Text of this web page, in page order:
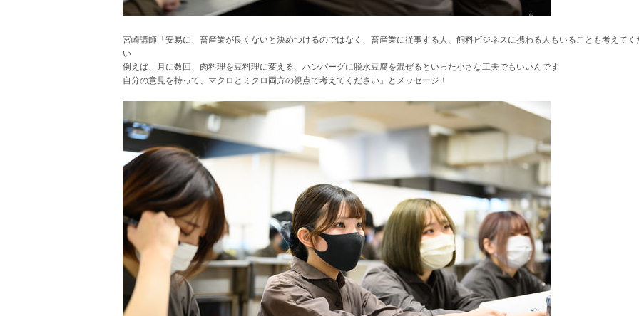
宮崎講師「安易に、畜産業が良くないと決めつけるのではなく、畜産業に従事する人、飼料ビジネスに携わる人もいることも考えてく
い
例えば、月に数回、肉料理を豆料理に変える、ハンバーグに脱水豆腐を混ぜるといった小さな工夫でもいいんです
自分の意見を持って、マクロとミクロ両方の視点で考えてください」とメッセージ！